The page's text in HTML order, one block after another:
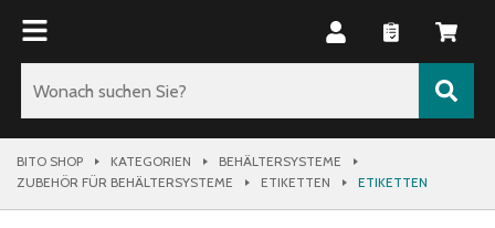
BITO SHOP KATEGORIEN
BEHÄLTERSYSTEME
ZUBEHÖR FÜR BEHÄLTERSYSTEME
ETIKETTEN ETIKETTEN